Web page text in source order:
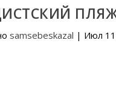
samsebeskazal | Июл